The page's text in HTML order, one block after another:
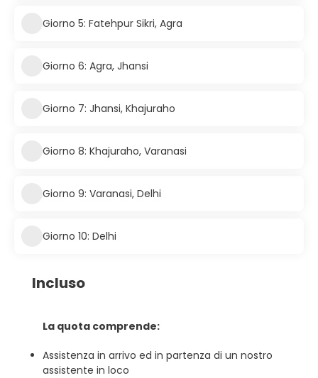
Giorno 5: Fatehpur Sikri, Agra
Giorno 6: Agra, Jhansi
Giorno 7: Jhansi, Khajuraho
Giorno 8: Khajuraho, Varanasi
Giorno 9: Varanasi, Delhi
Giorno 10: Delhi
Incluso
La quota comprende:
Assistenza in arrivo ed in partenza di un nostro
assistente in loco